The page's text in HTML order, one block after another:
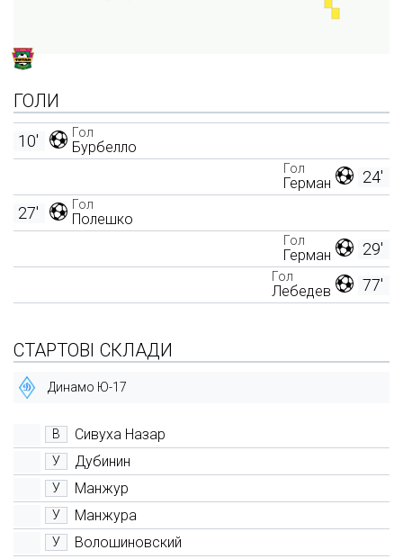
ГОЛИ
Гол
Бурбелло
10'
24'
Гол
Герман
Гол
Полешко
27'
29'
Гол
Герман
77'
Гол
Лебедев
СТАРТОВІ СКЛАДИ
Динамо Ю-17
В Сивуха Назар
У Дубинин
У Манжур
У Манжура
У Волошиновский